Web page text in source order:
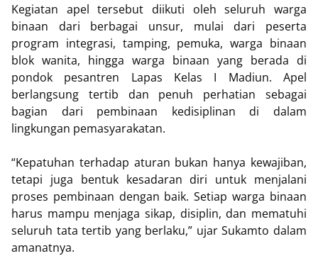
Kegiatan apel tersebut diikuti oleh seluruh warga
binaan dari berbagai unsur, mulai dari peserta
program integrasi, tamping, pemuka, warga binaan
blok wanita, hingga warga binaan yang berada di
pondok pesantren Lapas Kelas I Madiun. Apel
berlangsung tertib dan penuh perhatian sebagai
bagian dari pembinaan kedisiplinan di dalam
lingkungan pemasyarakatan.
“Kepatuhan terhadap aturan bukan hanya kewajiban,
tetapi juga bentuk kesadaran diri untuk menjalani
proses pembinaan dengan baik. Setiap warga binaan
harus mampu menjaga sikap, disiplin, dan mematuhi
seluruh tata tertib yang berlaku,” ujar Sukamto dalam
amanatnya.